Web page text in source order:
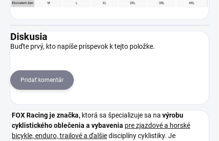
Diskusia
Buďte prvý, kto napíše príspevok k tejto položke.
Pridať komentár
FOX Racing jeznačka, ktorá sa špecializuje sa na výrobu
cyklistického oblečenia a vybavenia pre zjazdové a horské
bicykle, enduro, trailové a ďalšiedisciplíny cyklistiky. Je